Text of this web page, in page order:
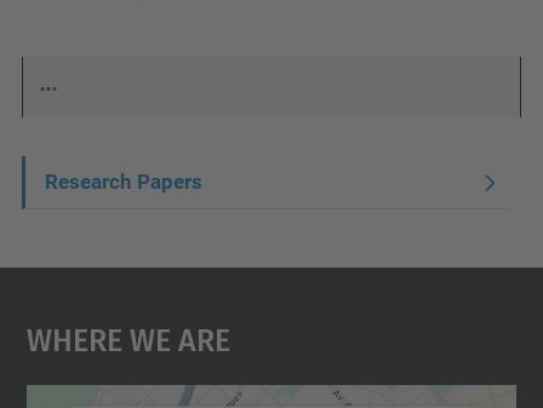
...
v
g
a
Research Papers
Where We Are